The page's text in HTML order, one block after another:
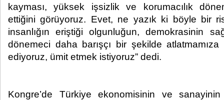
kayması, yüksek işsizlik ve korumacılık
ettiğini görüyoruz. Evet, ne yazık ki böyle bir
insanlığın eriştiği olgunluğun, demokrasinin
dönemeci daha barışçı bir şekilde atlatmamıza
ediyoruz, ümit etmek istiyoruz” dedi.
Kongre’de Türkiye ekonomisinin ve